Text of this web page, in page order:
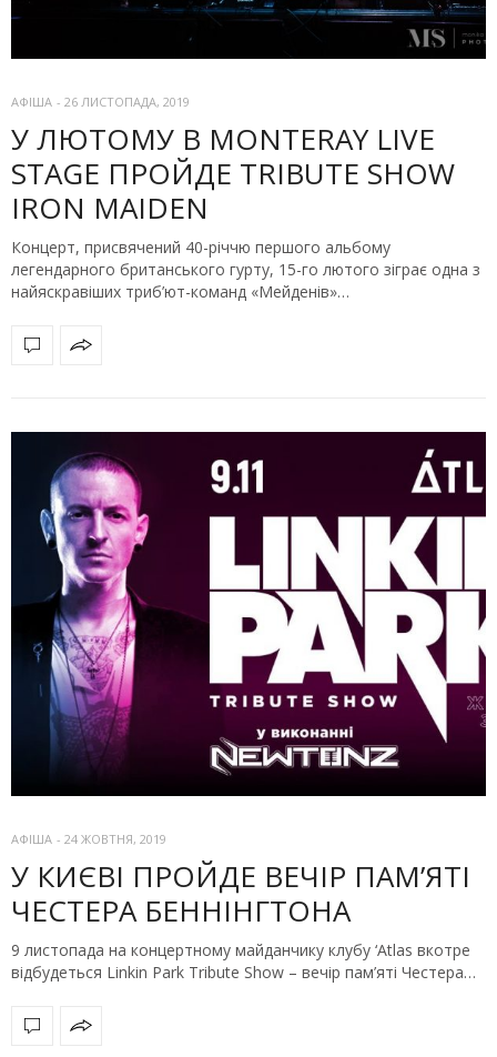
АФІША - 26 ЛИСТОПАДА, 2019
У ЛЮТОМУ В MONTERAY LIVE
STAGE ПРОЙДЕ TRIBUTE SHOW
IRON MAIDEN
Концерт, присвячений 40-річчю першого альбому
легендарного британського гурту, 15-го лютого зіграє одна з
найяскравіших триб’ют-команд «Мейденів»…
АФІША - 24 ЖОВТНЯ, 2019
У КИЄВІ ПРОЙДЕ ВЕЧІР ПАМ’ЯТІ
ЧЕСТЕРА БЕННІНГТОНА
9 листопада на концертному майданчику клубу ‘Atlas вкотре
відбудеться Linkin Park Tribute Show – вечір пам’яті Честера…